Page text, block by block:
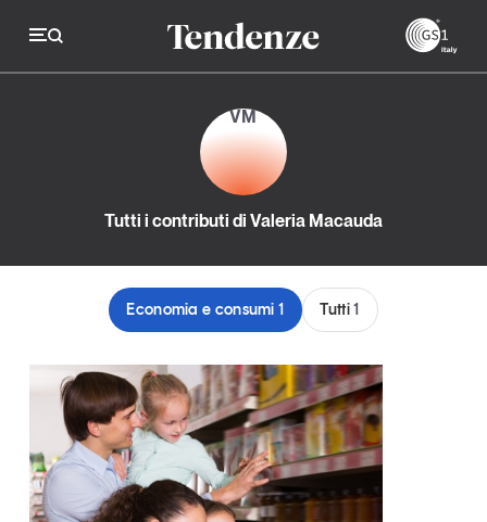
Tendenze
Economia e consumi
Logistica
Retail e brand
Sostenibilità
Grandi temi
Magazine
Articoli
Studi e ricerche
Tutti gli studi e le ricerche
VM
Tutti i contributi di Valeria Macauda
Economia e consumi1 Tutti1